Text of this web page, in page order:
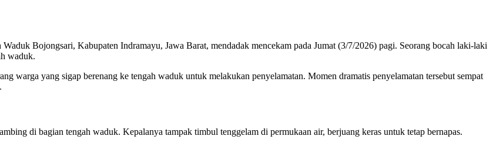
Waduk Bojongsari, Kabupaten Indramayu, Jawa Barat, mendadak mencekam pada Jumat (3/7/2026) pagi. Seorang bocah laki-laki
waduk.
warga yang sigap berenang ke tengah waduk untuk melakukan penyelamatan. Momen dramatis penyelamatan tersebut sempat
di bagian tengah waduk. Kepalanya tampak timbul tenggelam di permukaan air, berjuang keras untuk tetap bernapas.